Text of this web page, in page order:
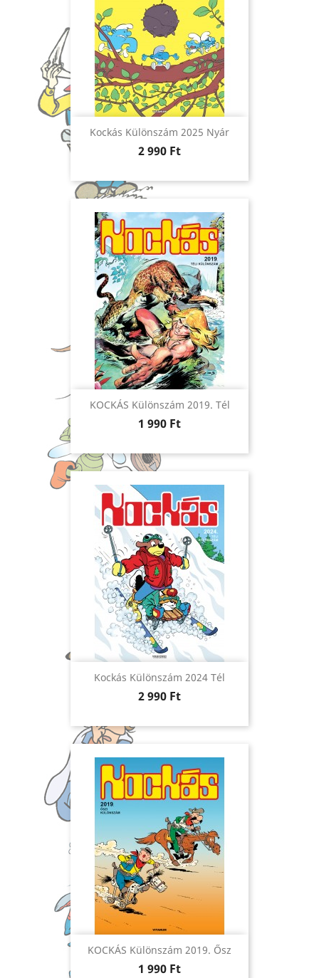
Kockás Különszám 2025 Nyár
Ár
2 990 Ft
KOCKÁS Különszám 2019. Tél
Ár
1 990 Ft
Kockás Különszám 2024 Tél
Ár
2 990 Ft
KOCKÁS Különszám 2019. Ősz
Ár
1 990 Ft